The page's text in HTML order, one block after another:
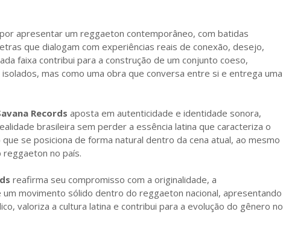
apresentar um reggaeton contemporâneo, com batidas
que dialogam com experiências reais de conexão, desejo,
faixa contribui para a construção de um conjunto coeso,
mas como uma obra que conversa entre si e entrega uma
Records aposta em autenticidade e identidade sonora,
brasileira sem perder a essência latina que caracteriza o
se posiciona de forma natural dentro da cena atual, ao mesmo
no país.
reafirma seu compromisso com a originalidade, a
movimento sólido dentro do reggaeton nacional, apresentando
valoriza a cultura latina e contribui para a evolução do gênero no